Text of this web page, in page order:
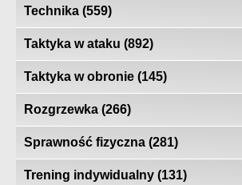
Technika (559)
Taktyka w ataku (892)
Taktyka w obronie (145)
Rozgrzewka (266)
Sprawność fizyczna (281)
Trening indywidualny (131)